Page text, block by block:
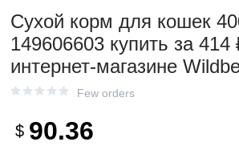
Сухой корм для кошек
149606603 купить за 414
интернет‑магазине
Few orders
$ 90.36